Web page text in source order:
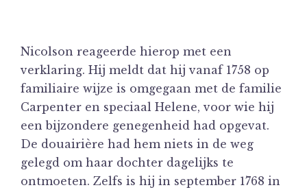
Nicolson reageerde hierop met een
verklaring. Hij meldt dat hij vanaf 1758 op
familiaire wijze is omgegaan met de familie
Carpenter en speciaal Helene, voor wie hij
een bijzondere genegenheid had opgevat.
De douairière had hem niets in de weg
gelegd om haar dochter dagelijks te
ontmoeten. Zelfs is hij in september 1768 in